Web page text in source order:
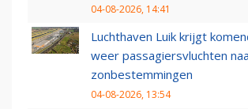
04-08-2026, 14:41
Luchthaven Luik krijgt
weer passagiersvluchten
zonbestemmingen
04-08-2026, 13:54